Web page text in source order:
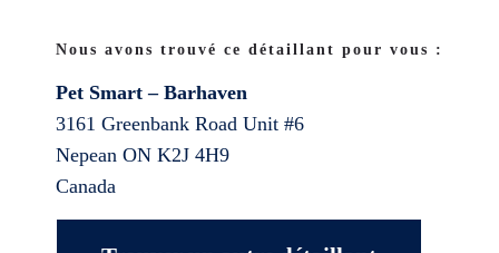
Nous avons trouvé ce détaillant pour vous :
Pet Smart – Barhaven
3161 Greenbank Road Unit #6
Nepean ON K2J 4H9
Canada